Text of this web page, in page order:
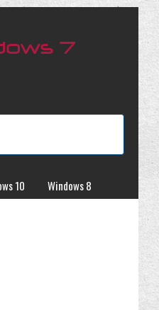
10
Windows 8